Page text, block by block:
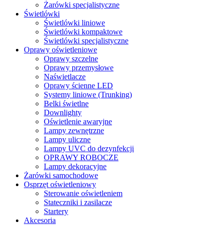
Żarówki specjalistyczne
Świetlówki
Świetlówki liniowe
Świetlówki kompaktowe
Świetlówki specjalistyczne
Oprawy oświetleniowe
Oprawy szczelne
Oprawy przemysłowe
Naświetlacze
Oprawy ścienne LED
Systemy liniowe (Trunking)
Belki świetlne
Downlighty
Oświetlenie awaryjne
Lampy zewnętrzne
Lampy uliczne
Lampy UVC do dezynfekcji
OPRAWY ROBOCZE
Lampy dekoracyjne
Żarówki samochodowe
Osprzęt oświetleniowy
Sterowanie oświetleniem
Stateczniki i zasilacze
Startery
Akcesoria